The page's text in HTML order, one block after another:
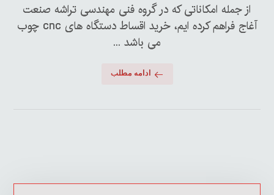
از جمله امکاناتی که در گروه فنی مهندسی تراشه صنعت
آغاج فراهم کرده ایم، خرید اقساط دستگاه های cnc چوب
می باشد ...
ادامه مطلب